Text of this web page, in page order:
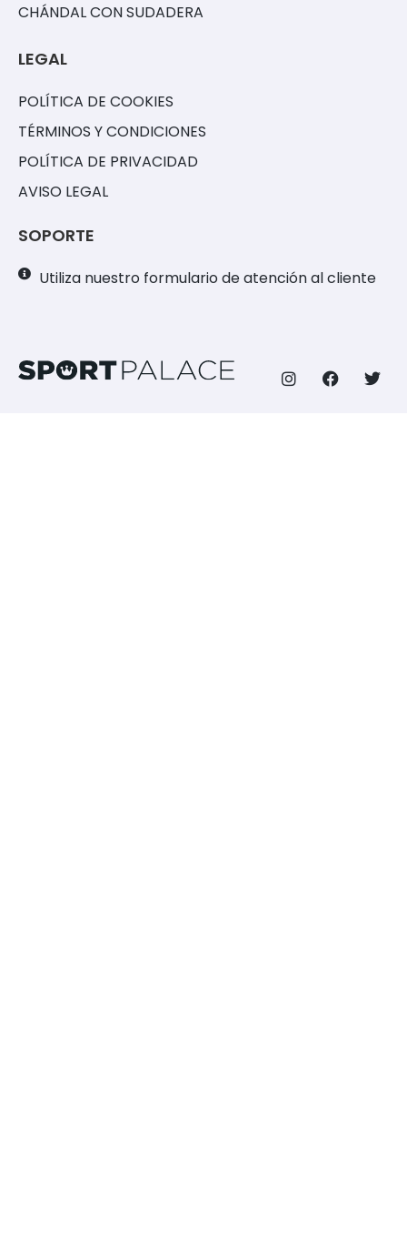
CHÁNDAL CON SUDADERA
LEGAL
POLÍTICA DE COOKIES
TÉRMINOS Y CONDICIONES
POLÍTICA DE PRIVACIDAD
AVISO LEGAL
SOPORTE
Utiliza nuestro formulario de atención al cliente